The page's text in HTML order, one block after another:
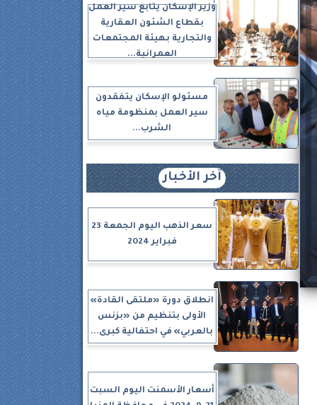
وزير الإسكان يتابع سير العمل
بقطاع الشئون العقارية
والتجارية بهيئة المجتمعات
العمرانية...
مسئولو الإسكان يتفقدون
سير العمل بمنظومة مياه
الشرب...
آخر الأخبار
سعر الذهب اليوم الجمعة 23
فبراير 2024
انطلاق دورة «ملتقى القادة»
الأولى بتنظيم من «بزنس
بالعربي» في احتفالية كبرى...
أسعار الأسمنت اليوم السبت